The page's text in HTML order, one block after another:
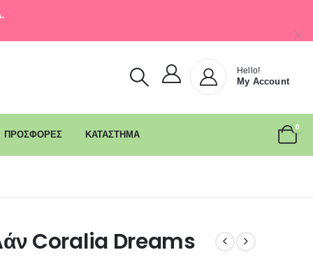
Hello!
My Account
ΠΡΟΣΦΟΡΕΣ ΚΑΤΑΣΤΗΜΑ
0
Coralia Dreams